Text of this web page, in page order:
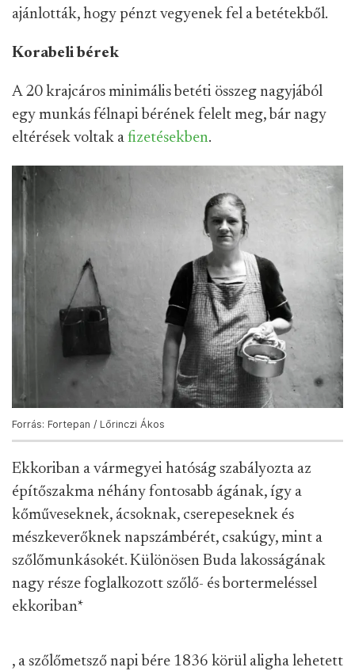
ajánlották, hogy pénzt vegyenek fel a betétekből.
Korabeli bérek
A 20 krajcáros minimális betéti összeg nagyjából
egy munkás félnapi bérének felelt meg, bár nagy
eltérések voltak a fizetésekben.
Forrás: Fortepan / Lőrinczi Ákos
Ekkoriban a vármegyei hatóság szabályozta az
építőszakma néhány fontosabb ágának, így a
kőműveseknek, ácsoknak, cserepeseknek és
mészkeverőknek napszámbérét, csakúgy, mint a
szőlőmunkásokét. Különösen Buda lakosságának
nagy része foglalkozott szőlő- és bortermeléssel
ekkoriban*
, a szőlőmetsző napi bére 1836 körül aligha lehetett